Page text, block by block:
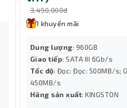
năng. Đây là giải pháp nâng
3,490,000đ
1 khuyến mãi
Dung lượng: 960GB
Giao tiếp: SATA III 6Gb/s
Tốc độ: Đọc: Đọc: 500MB/s;
450MB/s
Hãng sản xuất: KINGSTON